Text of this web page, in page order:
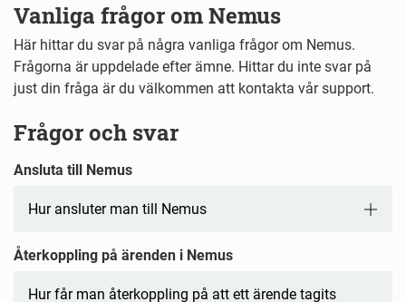
Vanliga frågor om Nemus
Här hittar du svar på några vanliga frågor om Nemus.
Frågorna är uppdelade efter ämne. Hittar du inte svar på
just din fråga är du välkommen att kontakta vår support.
Frågor och svar
Ansluta till Nemus
Hur ansluter man till Nemus
Återkoppling på ärenden i Nemus
Hur får man återkoppling på att ett ärende tagits